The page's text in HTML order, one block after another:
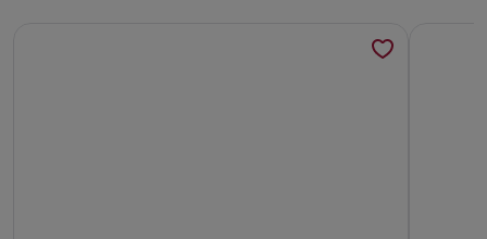
Weitere Infos zu Vermiete eine zwei Zimmer